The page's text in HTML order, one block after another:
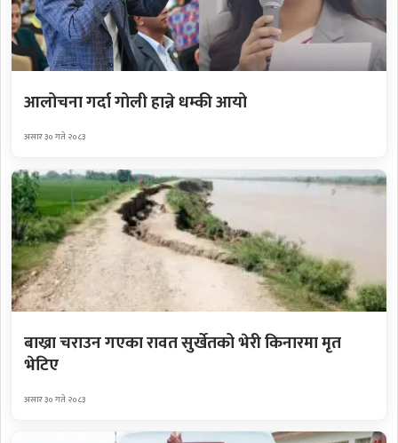
आलोचना गर्दा गोली हान्ने धम्की आयो
असार ३० गते २०८३
बाख्रा चराउन गएका रावत सुर्खेतको भेरी किनारमा मृत
भेटिए
असार ३० गते २०८३